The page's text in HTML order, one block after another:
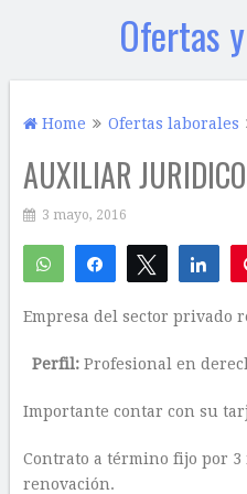
Ofertas
Home Ofertas laborales
AUXILIAR JURIDICO
3 mayo, 2016
WhatsAppCompartirTwittear
Empresa del sector
Perfil: Profesional en
Importante contar con su
Contrato a término fijo por 3
renovación.